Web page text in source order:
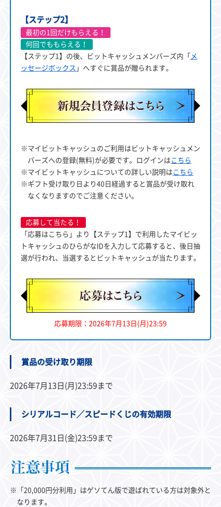
【ステップ2】
最初の1回だけもらえる！
何回でももらえる！
【ステップ1】の後、ビットキャッシュメンバーズ内「 メ
ッセージボックス 」へすぐに賞品が贈られます。
※マイビットキャッシュのご利用はビットキャッシュメン
バーズへの登録(無料)が必要です。ログインは こちら
※マイビットキャッシュについての詳しい説明は こちら
※ギフト受け取り日より40日経過すると賞品が受け取れ
なくなりますのでご注意ください。
応募して当たる！
「応募はこちら」より【ステップ1】で利用したマイビッ
トキャッシュのひらがなIDを入力して応募すると、後日抽
選が行われ、当選するとビットキャッシュが当たります。
応募期限：2026年7月13日(月)23:59
賞品の受け取り期限
2026年7月13日(月)23:59まで
シリアルコード／スピードくじの有効期限
2026年7月31日(金)23:59まで
※「20,000円分利用」はゲソてん版で遊ばれている方は対象外と
なります。